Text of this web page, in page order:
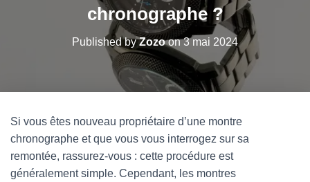
chronographe ?
Published byZozoon3 mai 2024
Si vous êtes nouveau propriétaire d’une montre
chronographe et que vous vous interrogez sur sa
remontée, rassurez-vous : cette procédure est
généralement simple. Cependant, les montres